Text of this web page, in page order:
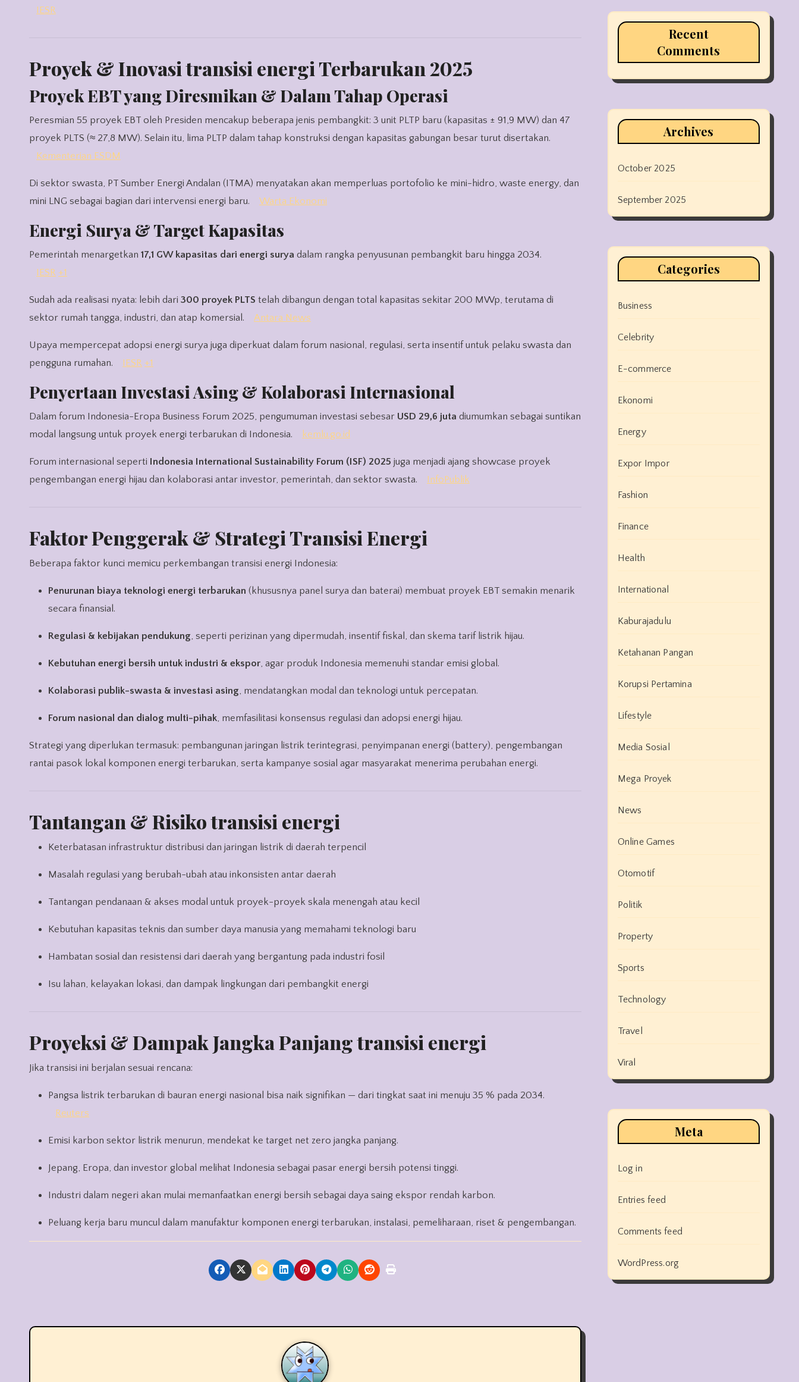
IESR
Proyek & Inovasi transisi energi Terbarukan 2025
Proyek EBT yang Diresmikan & Dalam Tahap Operasi
Peresmian 55 proyek EBT oleh Presiden mencakup beberapa jenis pembangkit: 3 unit PLTP baru (kapasitas ± 91,9 MW) dan 47
proyek PLTS (≈ 27,8 MW). Selain itu, lima PLTP dalam tahap konstruksi dengan kapasitas gabungan besar turut disertakan.
Kementerian ESDM
Di sektor swasta, PT Sumber Energi Andalan (ITMA) menyatakan akan memperluas portofolio ke mini-hidro, waste energy, dan
mini LNG sebagai bagian dari intervensi energi baru.
Warta Ekonomi
Energi Surya & Target Kapasitas
Pemerintah menargetkan 17,1 GW kapasitas dari energi surya dalam rangka penyusunan pembangkit baru hingga 2034.
IESR +1
Sudah ada realisasi nyata: lebih dari 300 proyek PLTS telah dibangun dengan total kapasitas sekitar 200 MWp, terutama di
sektor rumah tangga, industri, dan atap komersial.
Antara News
Upaya mempercepat adopsi energi surya juga diperkuat dalam forum nasional, regulasi, serta insentif untuk pelaku swasta dan
pengguna rumahan.
IESR +1
Penyertaan Investasi Asing & Kolaborasi Internasional
Dalam forum Indonesia-Eropa Business Forum 2025, pengumuman investasi sebesar USD 29,6 juta diumumkan sebagai suntikan
modal langsung untuk proyek energi terbarukan di Indonesia.
kemlu.go.id
Forum internasional seperti Indonesia International Sustainability Forum (ISF) 2025 juga menjadi ajang showcase proyek
pengembangan energi hijau dan kolaborasi antar investor, pemerintah, dan sektor swasta.
InfoPublik
Faktor Penggerak & Strategi Transisi Energi
Beberapa faktor kunci memicu perkembangan transisi energi Indonesia:
Penurunan biaya teknologi energi terbarukan (khususnya panel surya dan baterai) membuat proyek EBT semakin menarik
secara finansial.
Regulasi & kebijakan pendukung, seperti perizinan yang dipermudah, insentif fiskal, dan skema tarif listrik hijau.
Kebutuhan energi bersih untuk industri & ekspor, agar produk Indonesia memenuhi standar emisi global.
Kolaborasi publik-swasta & investasi asing, mendatangkan modal dan teknologi untuk percepatan.
Forum nasional dan dialog multi-pihak, memfasilitasi konsensus regulasi dan adopsi energi hijau.
Strategi yang diperlukan termasuk: pembangunan jaringan listrik terintegrasi, penyimpanan energi (battery), pengembangan
rantai pasok lokal komponen energi terbarukan, serta kampanye sosial agar masyarakat menerima perubahan energi.
Tantangan & Risiko transisi energi
Keterbatasan infrastruktur distribusi dan jaringan listrik di daerah terpencil
Masalah regulasi yang berubah-ubah atau inkonsisten antar daerah
Tantangan pendanaan & akses modal untuk proyek-proyek skala menengah atau kecil
Kebutuhan kapasitas teknis dan sumber daya manusia yang memahami teknologi baru
Hambatan sosial dan resistensi dari daerah yang bergantung pada industri fosil
Isu lahan, kelayakan lokasi, dan dampak lingkungan dari pembangkit energi
Proyeksi & Dampak Jangka Panjang transisi energi
Jika transisi ini berjalan sesuai rencana:
Pangsa listrik terbarukan di bauran energi nasional bisa naik signifikan — dari tingkat saat ini menuju 35 % pada 2034.
Reuters
Emisi karbon sektor listrik menurun, mendekat ke target net zero jangka panjang.
Jepang, Eropa, dan investor global melihat Indonesia sebagai pasar energi bersih potensi tinggi.
Industri dalam negeri akan mulai memanfaatkan energi bersih sebagai daya saing ekspor rendah karbon.
Peluang kerja baru muncul dalam manufaktur komponen energi terbarukan, instalasi, pemeliharaan, riset & pengembangan.
Recent
Comments
Archives
October 2025
September 2025
Categories
Business
Celebrity
E-commerce
Ekonomi
Energy
Expor Impor
Fashion
Finance
Health
International
Kaburajadulu
Ketahanan Pangan
Korupsi Pertamina
Lifestyle
Media Sosial
Mega Proyek
News
Online Games
Otomotif
Politik
Property
Sports
Technology
Travel
Viral
Meta
Log in
Entries feed
Comments feed
WordPress.org